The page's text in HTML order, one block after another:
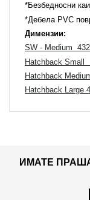
*Безбедносни
*Дебела PVC
Димензии:
SW - Medium
Hatchback Small
Hatchback
Hatchback Large
ИМАТЕ